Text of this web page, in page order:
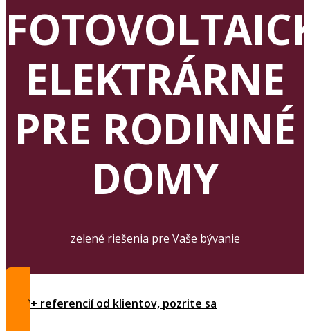
ELEKTRÁRNE
PRE RODINNÉ
DOMY
zelené riešenia pre Vaše bývanie
1000+ referencií od klientov, pozrite sa